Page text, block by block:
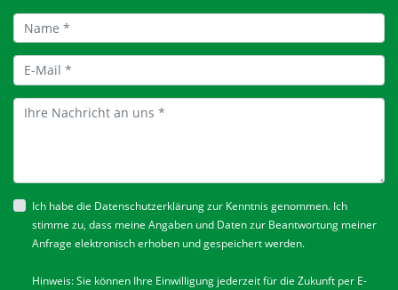
Ich habe die Datenschutzerklärungzur Kenntnis genommen. Ich
stimme zu, dass meine Angaben und Daten zur Beantwortung meiner
Anfrage elektronisch erhoben und gespeichert werden.
Hinweis: Sie können Ihre Einwilligung jederzeit für die Zukunft per E-